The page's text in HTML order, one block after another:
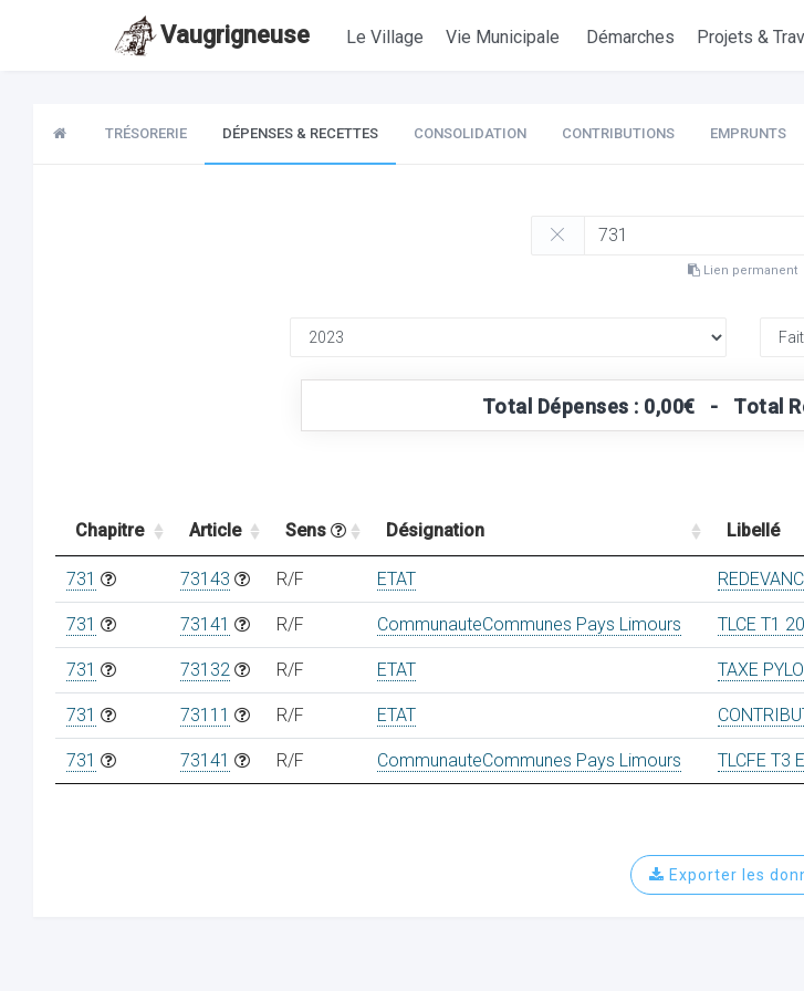
Vaugrigneuse Le Village Vie Municipale Démarches Projets &
TRÉSORERIE DÉPENSES & RECETTES CONSOLIDATION CONTRIBUTIONS EMPRUNTS
Lien permanent
Total Dépenses : 0,00€ - Total
Chapitre Article Sens Désignation Libellé
731 73143 R/F ETAT
731 73141 R/F CommunauteCommunes Pays Limours TLCE T1
731 73132 R/F ETAT TAXE
731 73111 R/F ETAT
731 73141 R/F CommunauteCommunes Pays Limours TLCFE T3
Exporter les